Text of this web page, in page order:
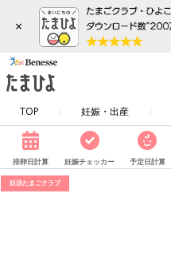
×
TOP 妊娠・出産
排卵日計算 妊娠チェッカー 予定日計算
妊活たまごクラブ